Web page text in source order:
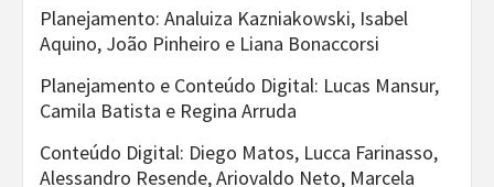
Planejamento: Analuiza Kazniakowski, Isabel
Aquino, João Pinheiro e Liana Bonaccorsi
Planejamento e Conteúdo Digital: Lucas Mansur,
Camila Batista e Regina Arruda
Conteúdo Digital: Diego Matos, Lucca Farinasso,
Alessandro Resende, Ariovaldo Neto, Marcela